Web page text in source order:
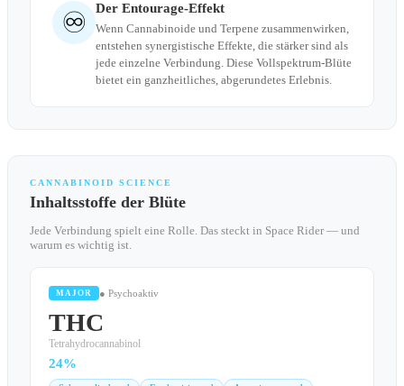
♾ Der Entourage-Effekt
Wenn Cannabinoide und Terpene zusammenwirken,
entstehen synergistische Effekte, die stärker sind als
jede einzelne Verbindung. Diese Vollspektrum-Blüte
bietet ein ganzheitliches, abgerundetes Erlebnis.
CANNABINOID SCIENCE
Inhaltsstoffe der Blüte
Jede Verbindung spielt eine Rolle. Das steckt in Space Rider — und
warum es wichtig ist.
MAJOR ● Psychoaktiv
THC
Tetrahydrocannabinol
24%